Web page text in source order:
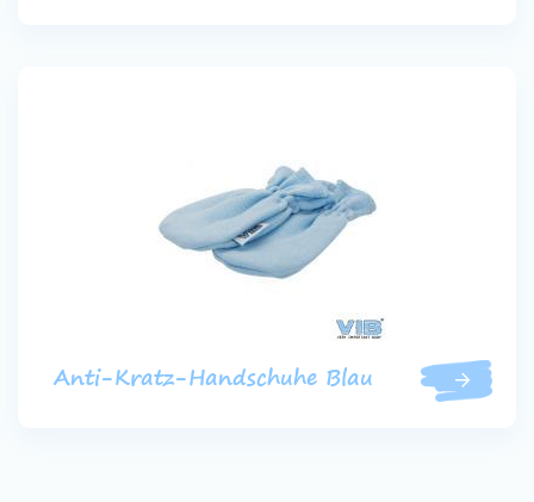
Anti-Kratz-Handschuhe Blau